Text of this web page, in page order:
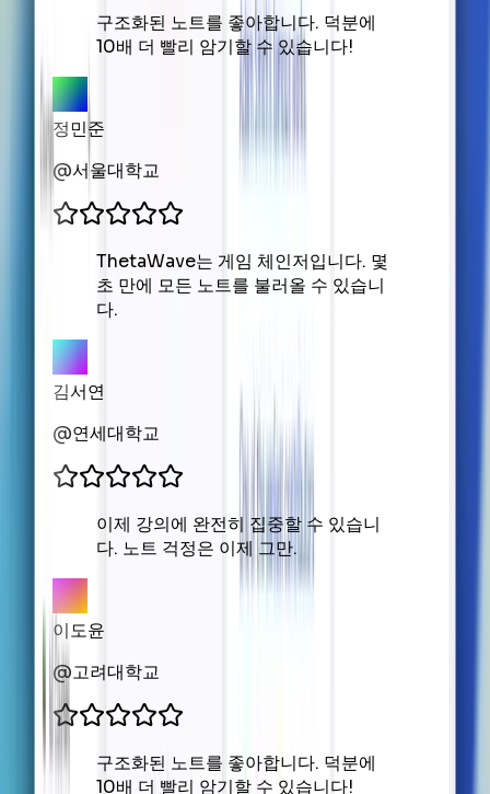
구조화된 노트를 좋아합니다. 덕분에
10배 더 빨리 암기할 수 있습니다!
정민준
@서울대학교
ThetaWave는 게임 체인저입니다. 몇
초 만에 모든 노트를 불러올 수 있습니
다.
김서연
@연세대학교
이제 강의에 완전히 집중할 수 있습니
다. 노트 걱정은 이제 그만.
이도윤
@고려대학교
구조화된 노트를 좋아합니다. 덕분에
10배 더 빨리 암기할 수 있습니다!